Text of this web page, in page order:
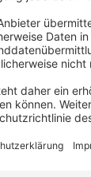
der
Normen,